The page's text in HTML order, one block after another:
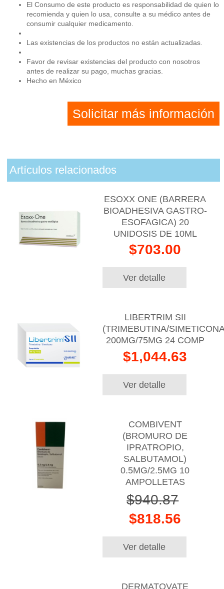
El Consumo de este producto es responsabilidad de quien lo
recomienda y quien lo usa, consulte a su médico antes de
consumir cualquier medicamento.
Las existencias de los productos no están actualizadas.
Favor de revisar existencias del producto con nosotros
antes de realizar su pago, muchas gracias.
Hecho en México
Solicitar más información
Artículos relacionados
ESOXX ONE (BARRERA
BIOADHESIVA GASTRO-
ESOFAGICA) 20
UNIDOSIS DE 10ML
$703.00
Ver detalle
LIBERTRIM SII
(TRIMEBUTINA/
200MG/75MG 24 COMP
$1,044.63
Ver detalle
COMBIVENT
(BROMURO DE
IPRATROPIO,
SALBUTAMOL)
0.5MG/2.5MG 10
AMPOLLETAS
$940.87
$818.56
Ver detalle
DERMATOVATE